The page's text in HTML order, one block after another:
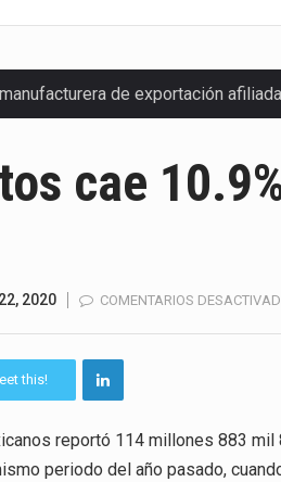
de exportación
comercial de México con Estados
de Justicia Administrativa
Estados Unidos ha procesado la
de México (Camimex)
Economía de México, Marcelo
cae
2020 COMENTARIOS
this!
reportó 114 millones 883
periodo del año pasado,